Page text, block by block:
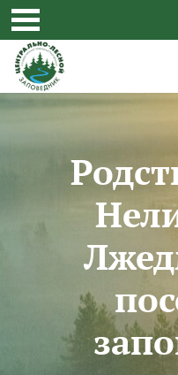
Skip to main content